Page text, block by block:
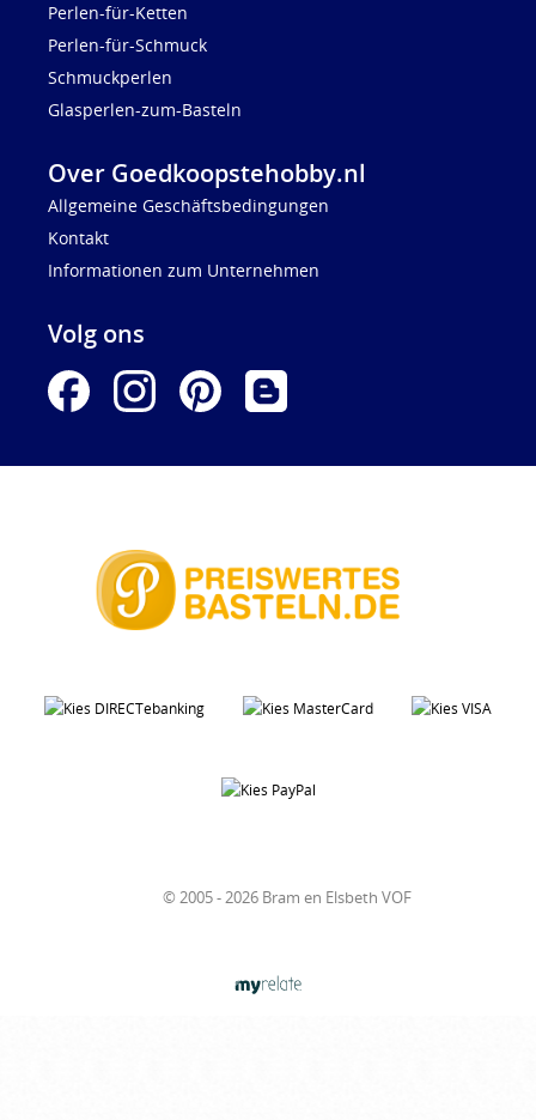
Perlen-für-Ketten
Perlen-für-Schmuck
Schmuckperlen
Glasperlen-zum-Basteln
Over Goedkoopstehobby.nl
Allgemeine Geschäftsbedingungen
Kontakt
Informationen zum Unternehmen
Volg ons
© 2005 - 2026 Bram en Elsbeth VOF